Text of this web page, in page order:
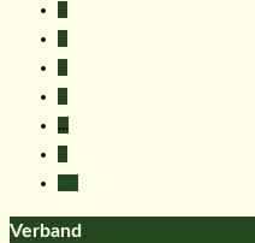
...
Verband